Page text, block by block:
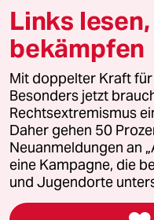
© 2026 taz Verlags und
Alle Rechte vorbehalten. Bei
wenden Sie sich bitte an
Feedback
Leitlinie Informant
Seitenwende
Links
bekämpfen
Mit doppelter Kraft
Besonders jetzt
Rechtsextremismus
Daher gehen 50
Neuanmeldungen an
eine Kampagne, die
und Jugendorte